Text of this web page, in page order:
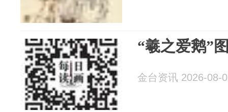
“羲之爱鹅”
金台资讯 2026-08-